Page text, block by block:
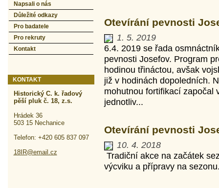
Napsali o nás
Důležité odkazy
Pro badatele
Pro rekruty
Kontakt
KONTAKT
Historický C. k. řadový
pěší pluk č. 18, z.s.
Hrádek 36
503 15 Nechanice
Telefon: +420 605 837 097
18IR@email.cz
Otevírání pevnosti
1. 5. 2019
6.4. 2019 se řada
pevnosti Josefov. Program
hodinou třináctou, avšak
již v hodinách dopoledních.
mohutnou fortifikací započal
jednotliv...
Otevírání pevnosti
10. 4. 2018
Tradiční akce na začátek
výcviku a přípravy na